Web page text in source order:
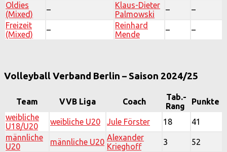
Oldies
(Mixed)
–
Klaus-Dieter
Palmowski
–
–
Freizeit
(Mixed)
–
Reinhard
Mende
– –
Volleyball Verband Berlin – Saison 2024/25
Team VVB Liga Coach
Tab.-
Rang
Punkte
weibliche
U18/U20
weibliche U20 Jule Förster 18
41
männliche
U20
männliche U20 Alexander
Krieghoff
3 52